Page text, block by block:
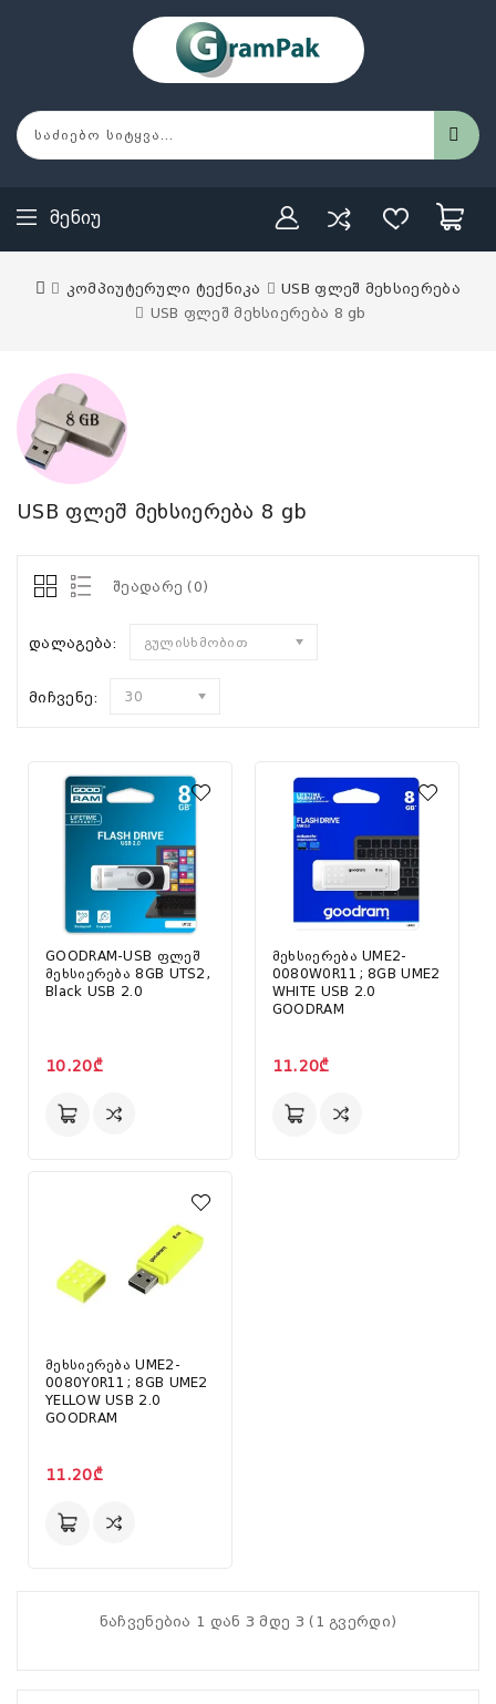
Მენიუ
კომპიუტერული ტექნიკა
USB ფლეშ მეხსიერება
USB ფლეშ მეხსიერება 8 gb
USB ფლეშ მეხსიერება 8 gb
შეადარე (0)
დალაგება: გულისხმობით
მიჩვენე: 30
GOODRAM-USB ფლეშ
მეხსიერება 8GB UTS2,
Black USB 2.0
10.20₾
მეხსიერება UME2-
0080W0R11; 8GB UME2
WHITE USB 2.0
GOODRAM
11.20₾
მეხსიერება UME2-
0080Y0R11; 8GB UME2
YELLOW USB 2.0
GOODRAM
11.20₾
ნაჩვენებია 1 დან 3 მდე 3 (1 გვერდი)